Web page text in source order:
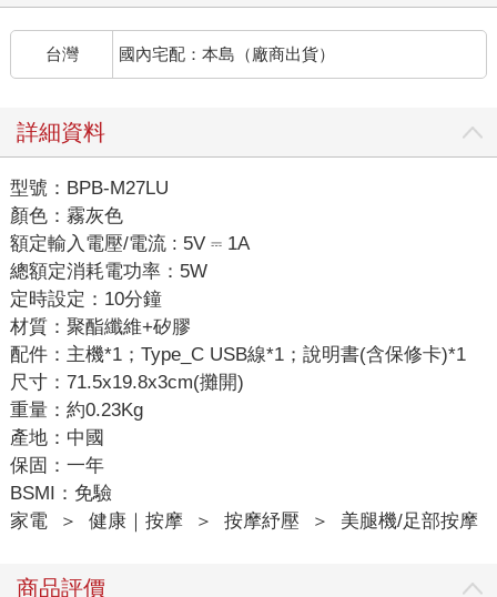
台灣 國內宅配：本島（廠商出貨）
詳細資料
型號：BPB-M27LU
顏色：霧灰色
額定輸入電壓/電流 : 5V ⎓ 1A
總額定消耗電功率：5W
定時設定：10分鐘
材質：聚酯纖維+矽膠
配件：主機*1；Type_C USB線*1；說明書(含保修卡)*1
尺寸：71.5x19.8x3cm(攤開)
重量：約0.23Kg
產地：中國
保固：一年
BSMI：免驗
家電
＞ 健康｜按摩 ＞ 按摩紓壓 ＞ 美腿機/足部按摩
商品評價